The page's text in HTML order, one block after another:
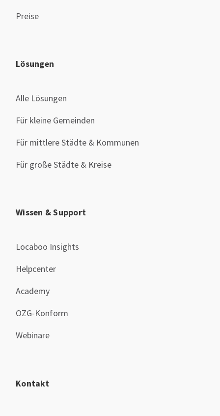
Preise
Lösungen
Alle Lösungen
Für kleine Gemeinden
Für mittlere Städte & Kommunen
Für große Städte & Kreise
Wissen & Support
Locaboo Insights
Helpcenter
Academy
OZG-Konform
Webinare
Kontakt